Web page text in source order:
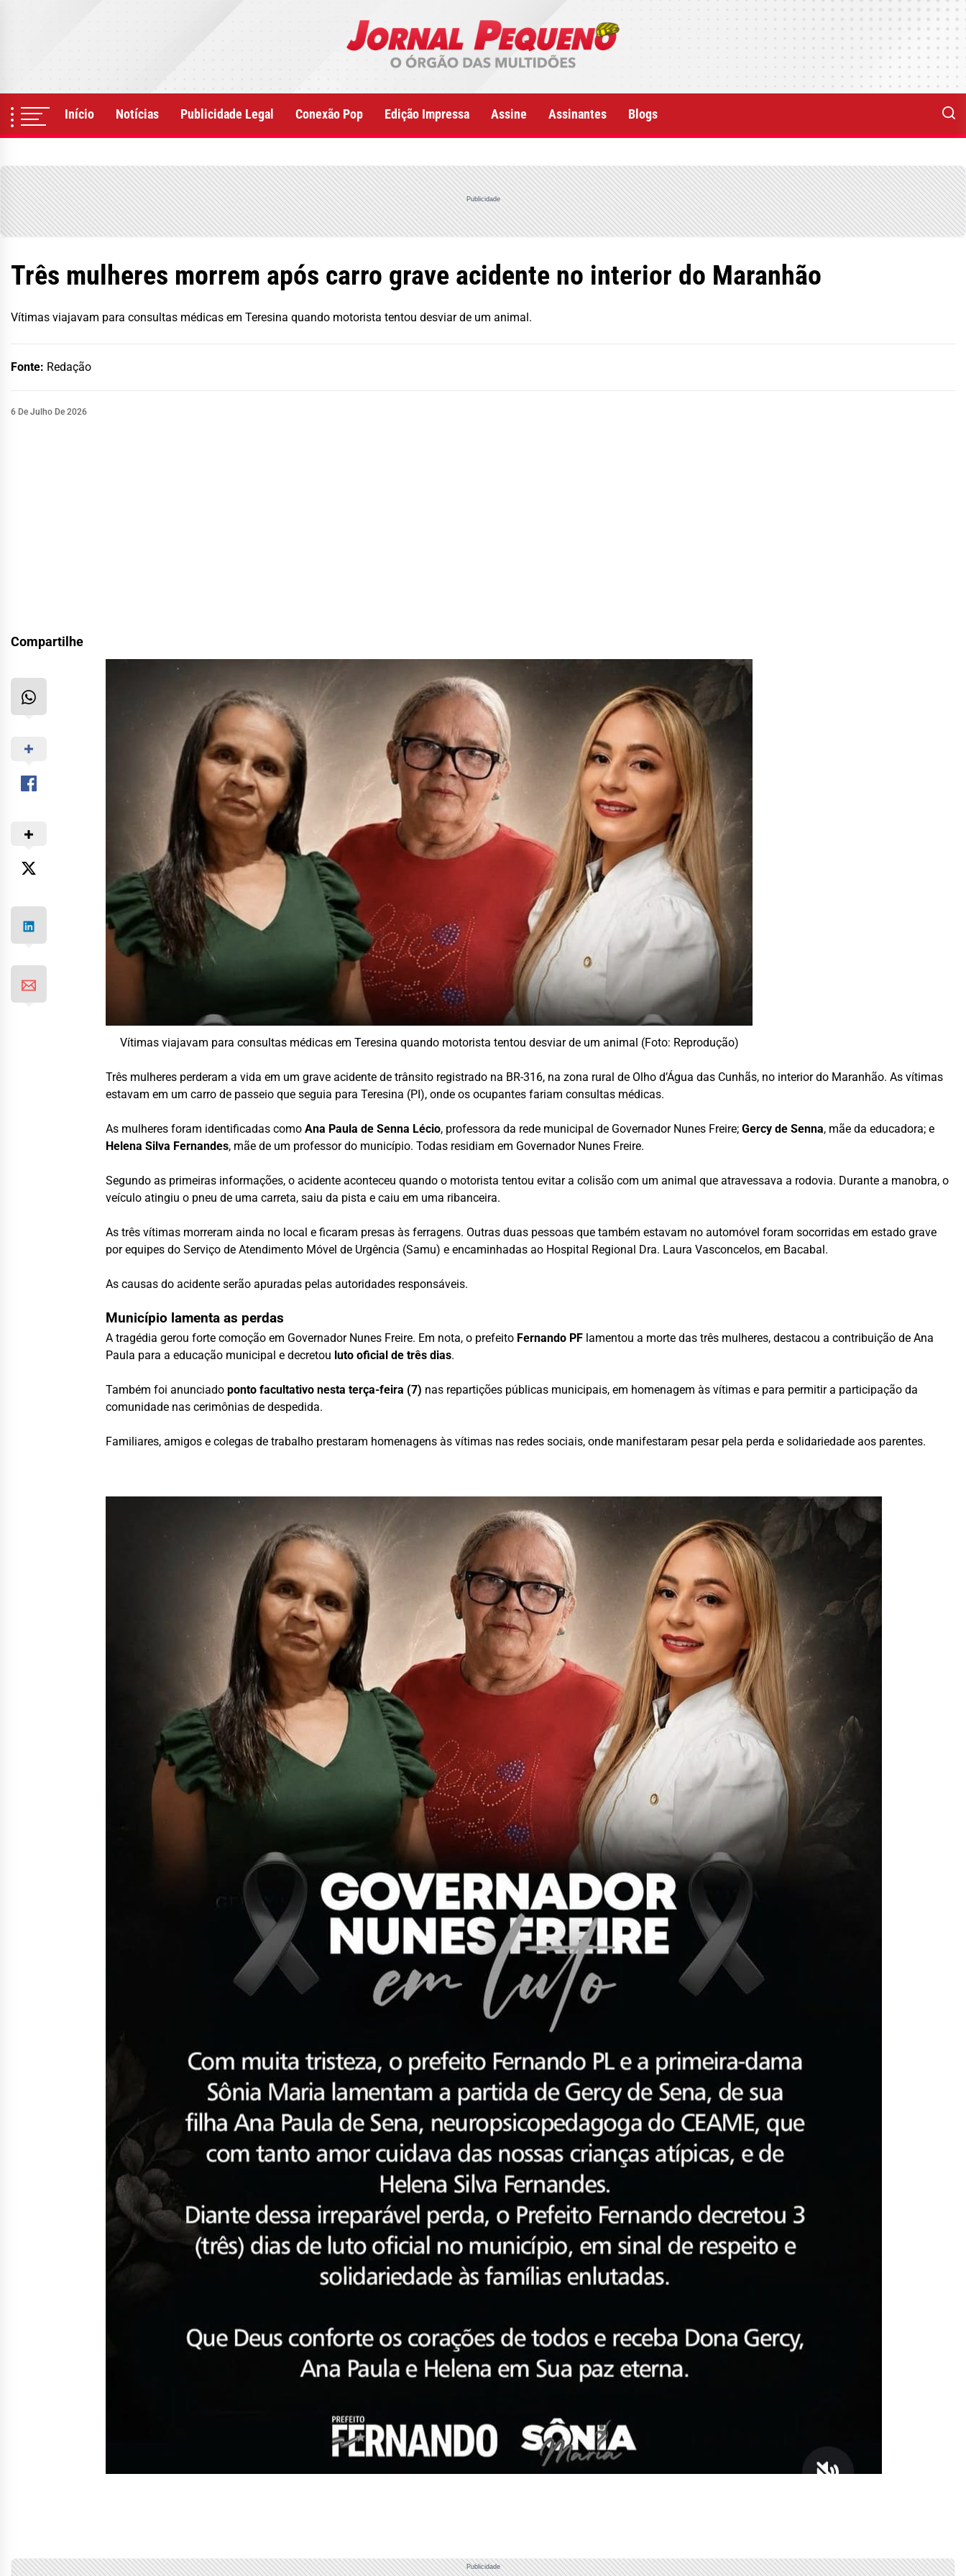
Início Notícias Publicidade Legal Conexão Pop Edição Impressa Assine Assinantes Blogs
Publicidade
Três mulheres morrem após carro grave acidente no interior do Maranhão
Vítimas viajavam para consultas médicas em Teresina quando motorista tentou desviar de um animal.
Fonte: Redação
6 De Julho De 2026
Compartilhe
Vítimas viajavam para consultas médicas em Teresina quando motorista tentou desviar de um animal (Foto: Reprodução)
Três mulheres perderam a vida em um grave acidente de trânsito registrado na BR-316, na zona rural de Olho d’Água das Cunhãs, no interior do Maranhão. As vítimas
estavam em um carro de passeio que seguia para Teresina (PI), onde os ocupantes fariam consultas médicas.
As mulheres foram identificadas comoAna Paula de Senna Lécio, professora da rede municipal de Governador Nunes Freire;Gercy de Senna, mãe da educadora; e
Helena Silva Fernandes, mãe de um professor do município. Todas residiam em Governador Nunes Freire.
Segundo as primeiras informações, o acidente aconteceu quando o motorista tentou evitar a colisão com um animal que atravessava a rodovia. Durante a manobra, o
veículo atingiu o pneu de uma carreta, saiu da pista e caiu em uma ribanceira.
As três vítimas morreram ainda no local e ficaram presas às ferragens. Outras duas pessoas que também estavam no automóvel foram socorridas em estado grave
por equipes do Serviço de Atendimento Móvel de Urgência (Samu) e encaminhadas ao Hospital Regional Dra. Laura Vasconcelos, em Bacabal.
As causas do acidente serão apuradas pelas autoridades responsáveis.
Município lamenta as perdas
A tragédia gerou forte comoção em Governador Nunes Freire. Em nota, o prefeito Fernando PF lamentou a morte das três mulheres, destacou a contribuição de Ana
Paula para a educação municipal e decretou luto oficial de três dias.
Também foi anunciadoponto facultativo nesta terça-feira (7) nas repartições públicas municipais, em homenagem às vítimas e para permitir a participação da
comunidade nas cerimônias de despedida.
Familiares, amigos e colegas de trabalho prestaram homenagens às vítimas nas redes sociais, onde manifestaram pesar pela perda e solidariedade aos parentes.
Publicidade